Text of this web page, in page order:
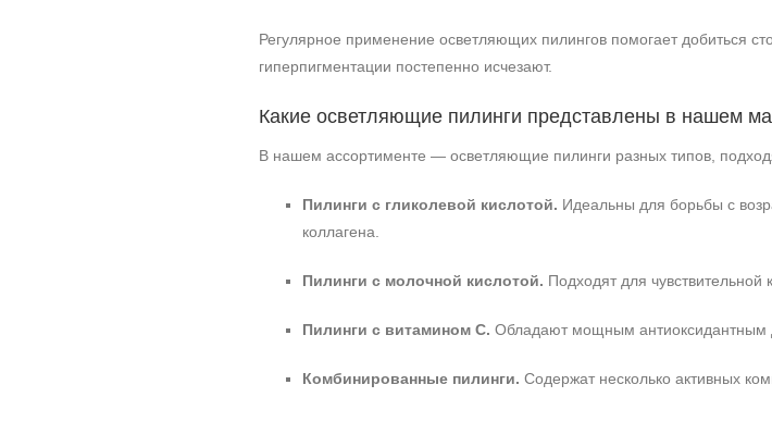
Регулярное применение осветляющих пилингов помогает добиться
гиперпигментации постепенно исчезают.
Какие осветляющие пилинги представлены в нашем
В нашем ассортименте — осветляющие пилинги разных типов,
Пилинги с гликолевой кислотой. Идеальны для борьбы с
коллагена.
Пилинги с молочной кислотой. Подходят для
Пилинги с витамином C. Обладают мощным антиоксидантным
Комбинированные пилинги. Содержат несколько активных